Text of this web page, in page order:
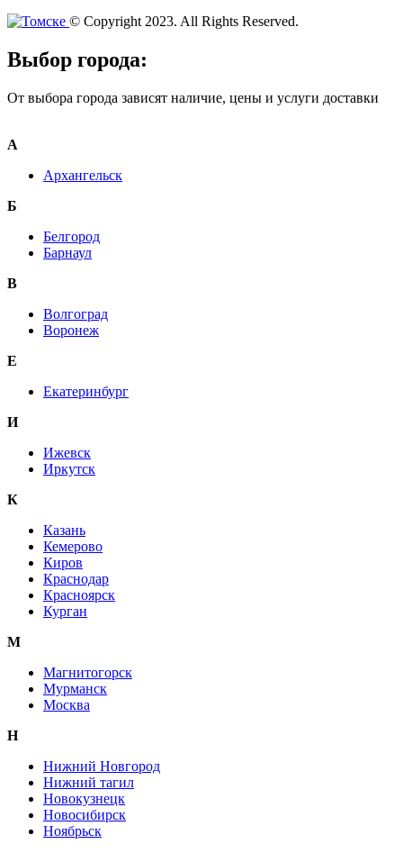
© Copyright 2023. All Rights Reserved.
Выбор города:
От выбора города зависят наличие, цены и услуги доставки
А
Архангельск
Б
Белгород
Барнаул
В
Волгоград
Воронеж
E
Екатеринбург
И
Ижевск
Иркутск
К
Казань
Кемерово
Киров
Краснодар
Красноярск
Курган
М
Магнитогорск
Мурманск
Москва
Н
Нижний Новгород
Нижний тагил
Новокузнецк
Новосибирск
Ноябрьск